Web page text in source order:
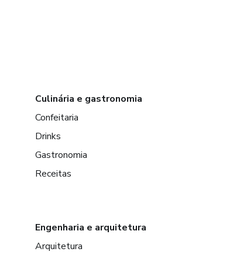
Culinária e gastronomia
Confeitaria
Drinks
Gastronomia
Receitas
Engenharia e arquitetura
Arquitetura